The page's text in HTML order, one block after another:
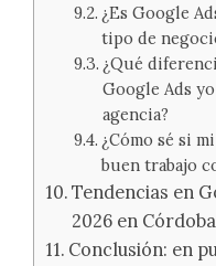
¿Es Google
tipo de
¿Qué
Google Ads
agencia?
¿Cómo sé si
buen trabajo
Tendencias en
2026 en
Conclusión: en